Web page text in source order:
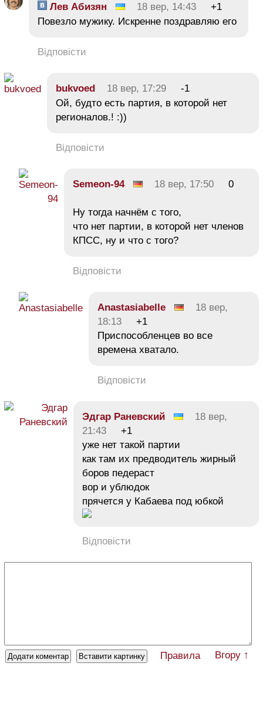
Лев Абизян 18 вер, 14:43
+1
Повезло мужику. Искренне поздравляю его
Відповісти
bukvoed 18 вер, 17:29
-1
Ой, будто есть партия, в которой нет
регионалов.! :))
Відповісти
Semeon-94 18 вер, 17:50 0
Ну тогда начнём с того,
что нет партии, в которой нет членов
КПСС, ну и что с того?
Відповісти
Anastasiabelle
18 вер,
18:13
+1
Приспособленцев во все
времена хватало.
Відповісти
Эдгар Раневский
18 вер,
21:43
+1
уже нет такой партии
как там их предводитель жирный
боров педераст
вор и ублюдок
прячется у Кабаева под юбкой
Відповісти
Правила Вгору ↑